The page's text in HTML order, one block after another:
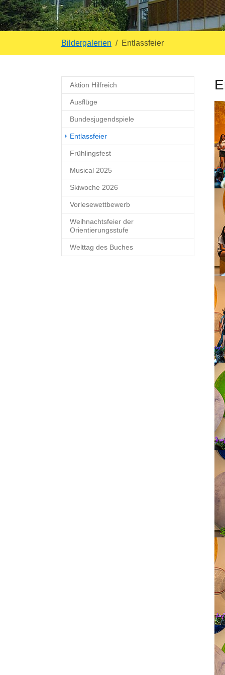
Headerbild Gebäudeansicht
Luftballon-Aktion mit Schülern auf dem Schulhof
Drohnenfoto mit Logo
Headerbild Apfelbaum mit roten Äpfeln
Headerbild Luftbild Friedensprojekt
Bildergalerien Entlassfeier
Aktion Hilfreich
Ausflüge
Bundesjugendspiele
Entlassfeier(current)
Frühlingsfest
Musical 2025
Skiwoche 2026
Vorlesewettbewerb
Weihnachtsfeier der
Orientierungsstufe
Welttag des Buches